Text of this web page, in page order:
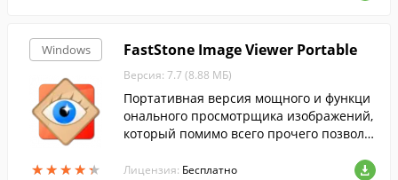
Windows
★★★★★
★★★★★
FastStone Image Viewer Portable
Версия: 7.7 (8.88 МБ)
Портативная версия мощного и функци
онального просмотрщика изображений,
который помимо всего прочего позволя
тинки....
Лицензия: Бесплатно